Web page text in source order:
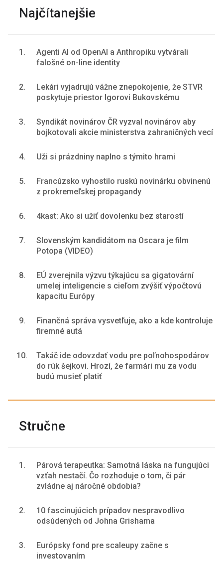
Najčítanejšie
1.
Agenti AI od OpenAI a Anthropiku vytvárali
falošné on-line identity
2.
Lekári vyjadrujú vážne znepokojenie, že STVR
poskytuje priestor Igorovi Bukovskému
3.
Syndikát novinárov ČR vyzval novinárov aby
bojkotovali akcie ministerstva zahraničných vecí
4. Uži si prázdniny naplno s týmito hrami
5.
Francúzsko vyhostilo ruskú novinárku obvinenú
z prokremeľskej propagandy
6. 4kast: Ako si užiť dovolenku bez starostí
7.
Slovenským kandidátom na Oscara je film
Potopa (VIDEO)
8.
EÚ zverejnila výzvu týkajúcu sa gigatovární
umelej inteligencie s cieľom zvýšiť výpočtovú
kapacitu Európy
9.
Finančná správa vysvetľuje, ako a kde kontroluje
firemné autá
10.
Takáč ide odovzdať vodu pre poľnohospodárov
do rúk šejkovi. Hrozí, že farmári mu za vodu
budú musieť platiť
Stručne
1.
Párová terapeutka: Samotná láska na fungujúci
vzťah nestačí. Čo rozhoduje o tom, či pár
zvládne aj náročné obdobia?
2.
10 fascinujúcich prípadov nespravodlivo
odsúdených od Johna Grishama
3.
Európsky fond pre scaleupy začne s
investovaním